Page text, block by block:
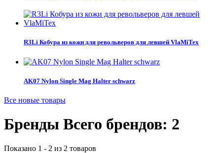
R3Li Кобура из кожи для револьверов для левшей VlaMiTex
AK07 Nylon Single Mag Halter schwarz
Все новые товары
Бренды Всего брендов: 2
Показано 1 - 2 из 2 товаров